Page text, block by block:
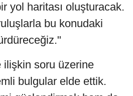
yol haritası oluşturacak.
bu konudaki
ilişkin soru üzerine
bulgular elde ettik.